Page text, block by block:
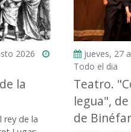
2026
la
rey de la
jueves, 27
Todo el dia
Teatro.
legua",
de Binéfar